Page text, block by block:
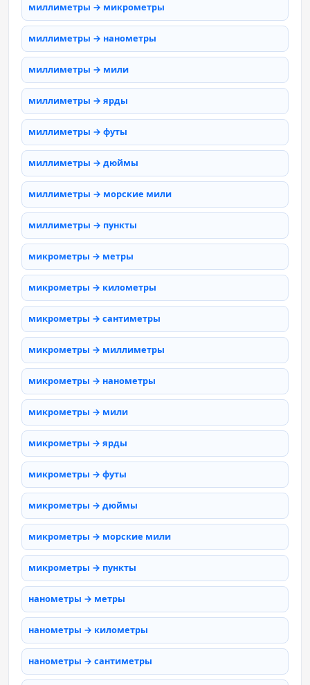
миллиметры → микрометры
миллиметры → нанометры
миллиметры → мили
миллиметры → ярды
миллиметры → футы
миллиметры → дюймы
миллиметры → морские мили
миллиметры → пункты
микрометры → метры
микрометры → километры
микрометры → сантиметры
микрометры → миллиметры
микрометры → нанометры
микрометры → мили
микрометры → ярды
микрометры → футы
микрометры → дюймы
микрометры → морские мили
микрометры → пункты
нанометры → метры
нанометры → километры
нанометры → сантиметры